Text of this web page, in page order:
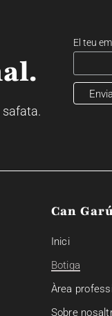
safata.
El teu
Can
Inici
Botiga
Àrea
Sobre